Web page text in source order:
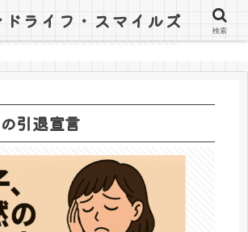
オツトと詰子の日記〜
引退宣言
ドライフ・スマイルズ 検索